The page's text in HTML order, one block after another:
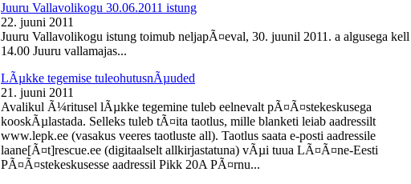
Juuru Vallavolikogu 30.06.2011 istung
22. juuni 2011
Juuru Vallavolikogu istung toimub neljapÃ¤eval, 30. juunil 2011. a algusega kell
14.00 Juuru vallamajas...
LÃµkke tegemise tuleohutusnÃµuded
21. juuni 2011
Avalikul Ã¼ritusel lÃµkke tegemine tuleb eelnevalt pÃ¤Ã¤stekeskusega
kooskÃµlastada. Selleks tuleb tÃ¤ita taotlus, mille blanketi leiab aadressilt
www.lepk.ee (vasakus veeres taotluste all). Taotlus saata e-posti aadressile
laane[Ã¤t]rescue.ee (digitaalselt allkirjastatuna) vÃµi tuua LÃ¤Ã¤ne-Eesti
PÃ¤Ã¤stekeskusesse aadressil Pikk 20A PÃ¤rnu...